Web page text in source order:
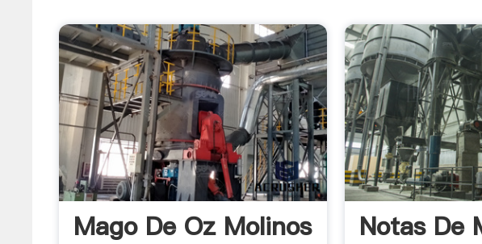
Mago De Oz Molinos
Notas De